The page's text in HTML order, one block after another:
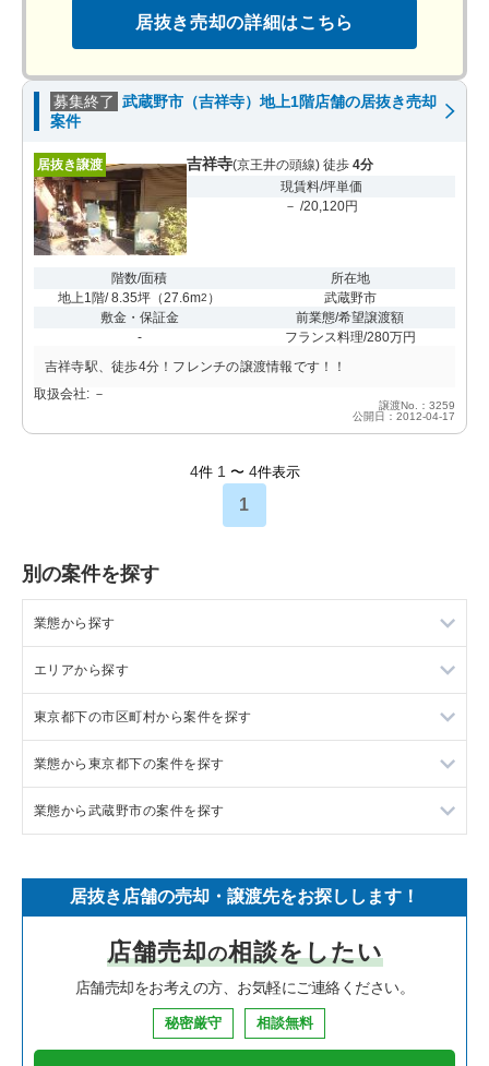
居抜き売却の詳細はこちら
募集終了 武蔵野市（吉祥寺）地上1階店舗の居抜き売却
案件
居抜き譲渡 吉祥寺(京王井の頭線) 徒歩 4分
現賃料/坪単価
－ /20,120円
階数/面積
地上1階/ 8.35坪 （27.6m2 ）
所在地
武蔵野市
敷金・保証金
-
前業態/希望譲渡額
フランス料理/280万円
吉祥寺駅、徒歩4分！フレンチの譲渡情報です！！
取扱会社: －
譲渡No.：3259
公開日：2012-04-17
4件 1 〜 4件表示
1
別の案件を探す
業態から探す
ラーメンの居抜き売却物件の案件一覧
フランス料理の居抜き売却物件の案件一覧
イタリア料理の居抜き売却物件の案件一覧
中華の居抜き売却物件の案件一覧
寿司の居抜き売却物件の案件一覧
焼肉の居抜き売却物件の案件一覧
鉄板焼き・お好み焼の居抜き売却物件の案件一覧
エリアから探す
東京23区の飲食店の居抜き売却物件の案件一覧
東京都下の飲食店の居抜き売却物件の案件一覧
千葉県の飲食店の居抜き売却物件の案件一覧
神奈川県の飲食店の居抜き売却物件の案件一覧
大阪府の飲食店の居抜き売却物件の案件一覧
兵庫県の飲食店の居抜き売却物件の案件一覧
東京都下の市区町村から案件を探す
調布市の飲食店の居抜き売却物件の案件一覧
八王子市の飲食店の居抜き売却物件の案件一覧
立川市の飲食店の居抜き売却物件の案件一覧
町田市の飲食店の居抜き売却物件の案件一覧
東村山市の飲食店の居抜き売却物件の案件一覧
業態から東京都下の案件を探す
東京都下のラーメンの居抜き売却物件の案件一覧
東京都下のイタリア料理の居抜き売却物件の案件一覧
東京都下の中華の居抜き売却物件の案件一覧
東京都下のそば・うどんの居抜き売却物件の案件一覧
業態から武蔵野市の案件を探す
武蔵野市のフランス料理の居抜き売却物件の案件一覧
武蔵野市のイタリア料理の居抜き売却物件の案件一覧
武蔵野市の中華の居抜き売却物件の案件一覧
居抜き店舗の売却・譲渡先をお探しします！
店舗売却の相談をしたい
店舗売却をお考えの方、お気軽にご連絡ください。
秘密厳守 相談無料